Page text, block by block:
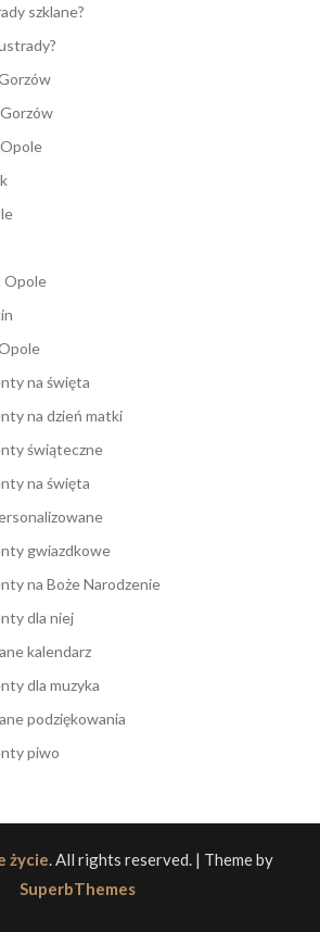
szklane?
Opole
na święta
na dzień matki
świąteczne
na święta
gwiazdkowe
na Boże Narodzenie
dla niej
kalendarz
dla muzyka
podziękowania
piwo
życie. All rights reserved. | Theme by
SuperbThemes